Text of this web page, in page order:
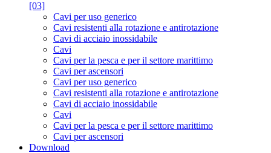
[03]
Cavi per uso generico
Cavi resistenti alla rotazione e antirotazione
Cavi di acciaio inossidabile
Cavi
Cavi per la pesca e per il settore marittimo
Cavi per ascensori
Cavi per uso generico
Cavi resistenti alla rotazione e antirotazione
Cavi di acciaio inossidabile
Cavi
Cavi per la pesca e per il settore marittimo
Cavi per ascensori
Download